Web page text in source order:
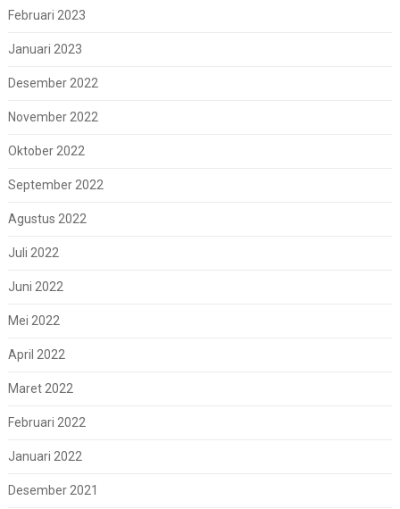
Februari 2023
Januari 2023
Desember 2022
November 2022
Oktober 2022
September 2022
Agustus 2022
Juli 2022
Juni 2022
Mei 2022
April 2022
Maret 2022
Februari 2022
Januari 2022
Desember 2021